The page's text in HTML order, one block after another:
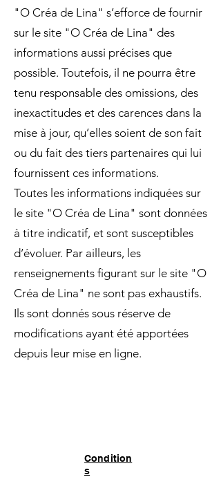
"O Créa de Lina" s’efforce de fournir
sur le site "O Créa de Lina" des
informations aussi précises que
possible. Toutefois, il ne pourra être
tenu responsable des omissions, des
inexactitudes et des carences dans la
mise à jour, qu’elles soient de son fait
ou du fait des tiers partenaires qui lui
fournissent ces informations.
Toutes les informations indiquées sur
le site "O Créa de Lina" sont données
à titre indicatif, et sont susceptibles
d’évoluer. Par ailleurs, les
renseignements figurant sur le site "O
Créa de Lina" ne sont pas exhaustifs.
Ils sont donnés sous réserve de
modifications ayant été apportées
depuis leur mise en ligne.
Condition
s